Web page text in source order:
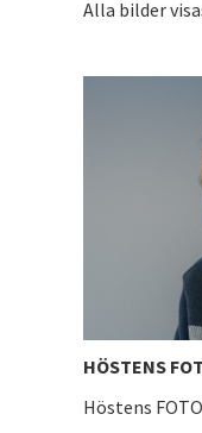
Alla bilder
HÖSTENS
Höstens